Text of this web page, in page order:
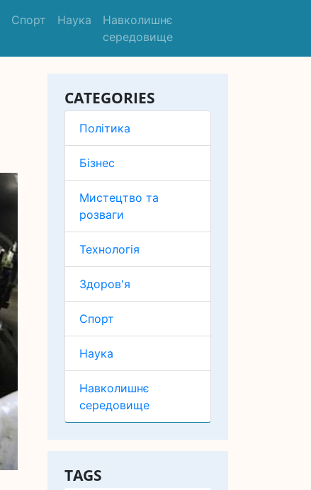
Спорт Наука
Навколишнє
середовище
CATEGORIES
Політика
Бізнес
Мистецтво та
розваги
Технологія
Здоров'я
Спорт
Наука
Навколишнє
середовище
TAGS